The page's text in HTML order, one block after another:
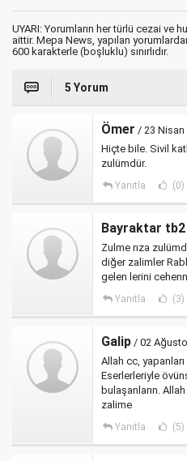
UYARI: Yorumların her türlü cezai ve
aittir. Mepa News, yapılan
600 karakterle (boşluklu) sınırlıdır.
5 Yorum
Ömer / 23 Nisan
Hiçte bile. Sivil
zulümdür.
Yanıtla (0)
Bayraktar tb2
Zulme rıza
diğer zalimler
gelen lerini
Yanıtla (3)
Galip / 02
Allah cc,
Eserlerleriyle
bulaşanların.
zalime
Yanıtla (5)